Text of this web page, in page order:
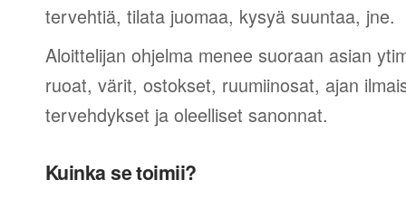
tervehtiä, tilata juomaa, kysyä suuntaa, jne.
Aloittelijan ohjelma menee suoraan asian
ruoat, värit, ostokset, ruumiinosat, ajan
tervehdykset ja oleelliset sanonnat.
Kuinka se toimii?